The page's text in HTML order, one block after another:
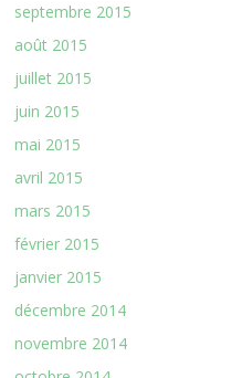
septembre 2015
août 2015
juillet 2015
juin 2015
mai 2015
avril 2015
mars 2015
février 2015
janvier 2015
décembre 2014
novembre 2014